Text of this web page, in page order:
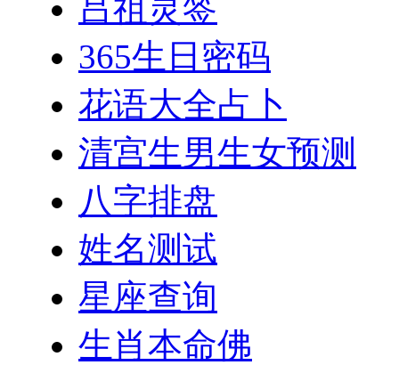
吕祖灵签
365生日密码
花语大全占卜
清宫生男生女预测
八字排盘
姓名测试
星座查询
生肖本命佛